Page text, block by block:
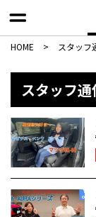
HOME > スタッフ
スタッフ通